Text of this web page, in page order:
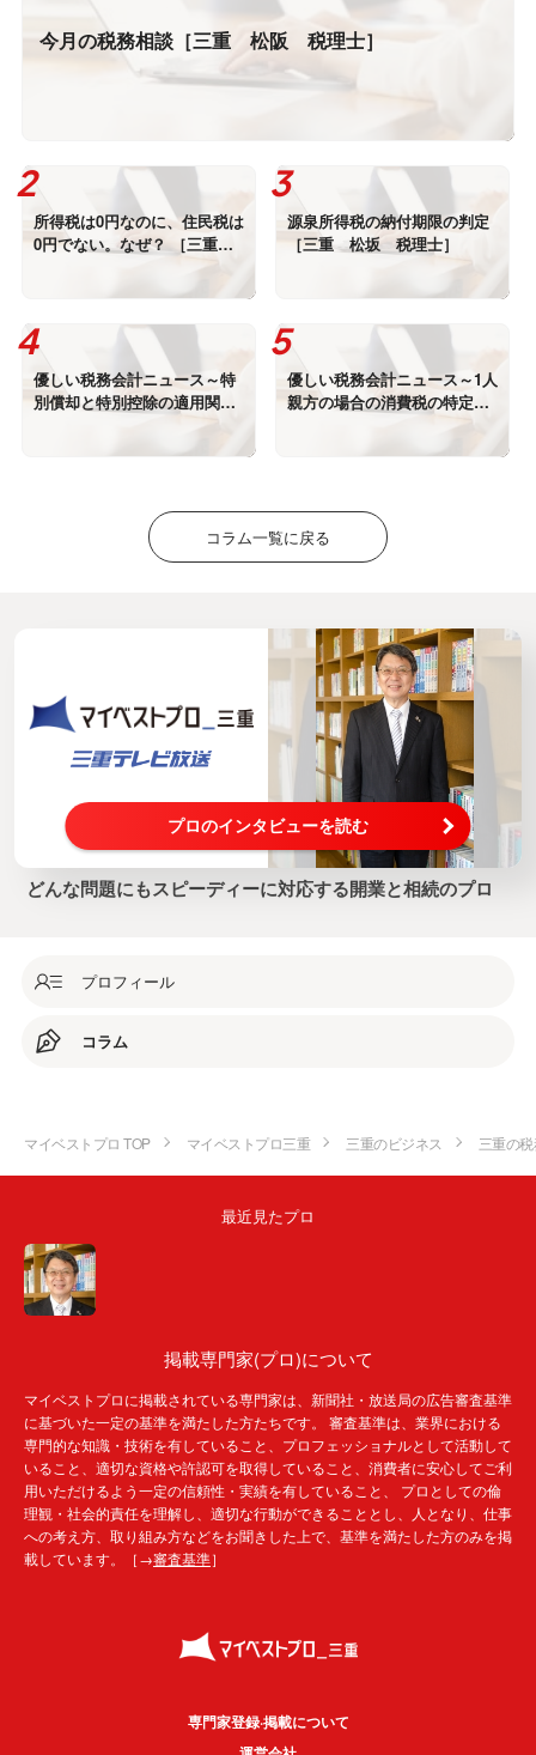
今月の税務相談［三重 松阪 税理士］
所得税は0円なのに、住民税は
0円でない。なぜ？ ［三重
源泉所得税の納付期限の判定
［三重 松坂 税理士］
優しい税務会計ニュース～特
別償却と特別控除の適用関係
は？ ～三重 松坂 税理士
優しい税務会計ニュース～1人
親方の場合の消費税の特定期
間判定～三重 松坂市 税理
コラム一覧に戻る
プロのインタビューを読む
どんな問題にもスピーディーに対応する開業と相続のプロ
プロフィール
コラム
マイベストプロ TOP マイベストプロ三重 三重のビジネス 三重の
最近見たプロ
掲載専門家(プロ)について
マイベストプロに掲載されている専門家は、新聞社・放送局の広告審査基準
に基づいた一定の基準を満たした方たちです。 審査基準は、業界における
専門的な知識・技術を有していること、プロフェッショナルとして活動して
いること、適切な資格や許認可を取得していること、消費者に安心してご利
用いただけるよう一定の信頼性・実績を有していること、 プロとしての倫
理観・社会的責任を理解し、適切な行動ができることとし、人となり、仕事
への考え方、取り組み方などをお聞きした上で、基準を満たした方のみを掲
載しています。［→審査基準］
専門家登録·掲載について